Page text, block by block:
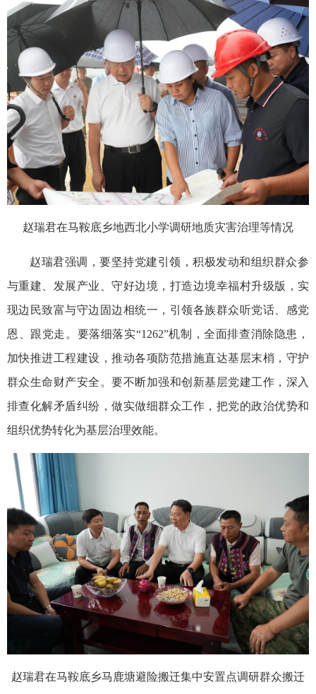
赵瑞君在马鞍底乡地西北小学调研地质灾害治理等情况
赵瑞君强调，要坚持党建引领，积极发动和组织群众参
与重建、发展产业、守好边境，打造边境幸福村升级版，实
现边民致富与守边固边相统一，引领各族群众听党话、感党
恩、跟党走。要落细落实“1262”机制，全面排查消除隐患，
加快推进工程建设，推动各项防范措施直达基层末梢，守护
群众生命财产安全。要不断加强和创新基层党建工作，深入
排查化解矛盾纠纷，做实做细群众工作，把党的政治优势和
组织优势转化为基层治理效能。
赵瑞君在马鞍底乡马鹿塘避险搬迁集中安置点调研群众搬迁